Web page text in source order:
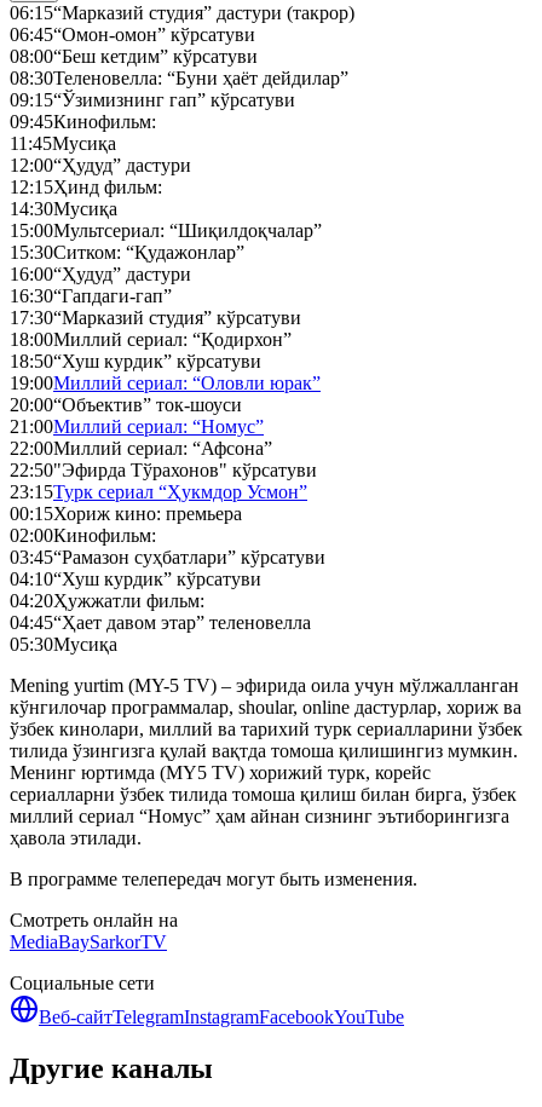
06:15“Марказий студия” дастури (такрор)
06:45“Омон-омон” кўрсатуви
08:00“Беш кетдим” кўрсатуви
08:30Теленовелла: “Буни ҳаёт дейдилар”
09:15“Ўзимизнинг гап” кўрсатуви
09:45Кинофильм:
11:45Мусиқа
12:00“Ҳудуд” дастури
12:15Ҳинд фильм:
14:30Мусиқа
15:00Мультсериал: “Шиқилдоқчалар”
15:30Ситком: “Қудажонлар”
16:00“Ҳудуд” дастури
16:30“Гапдаги-гап”
17:30“Марказий студия” кўрсатуви
18:00Миллий сериал: “Қодирхон”
18:50“Хуш курдик” кўрсатуви
19:00Миллий сериал: “Оловли юрак”
20:00“Объектив” ток-шоуси
21:00Миллий сериал: “Номус”
22:00Миллий сериал: “Афсона”
22:50"Эфирда Тўрахонов" кўрсатуви
23:15Турк сериал “Ҳукмдор Усмон”
00:15Хориж кино: премьера
02:00Кинофильм:
03:45“Рамазон суҳбатлари” кўрсатуви
04:10“Хуш курдик” кўрсатуви
04:20Ҳужжатли фильм:
04:45“Ҳает давом этар” теленовелла
05:30Мусиқа
Mening yurtim (MY-5 TV) – эфирида оила учун мўлжалланган
кўнгилочар программалар, shoular, online дастурлар, хориж ва
ўзбек кинолари, миллий ва тарихий турк сериалларини ўзбек
тилида ўзингизга қулай вақтда томоша қилишингиз мумкин.
Менинг юртимда (MY5 TV) хорижий турк, корейс
сериалларни ўзбек тилида томоша қилиш билан бирга, ўзбек
миллий сериал “Номус” ҳам айнан сизнинг эътиборингизга
ҳавола этилади.
В программе телепередач могут быть изменения.
Смотреть онлайн на
MediaBaySarkorTV
Социальные сети
Веб-сайтTelegramInstagramFacebookYouTube
Другие каналы